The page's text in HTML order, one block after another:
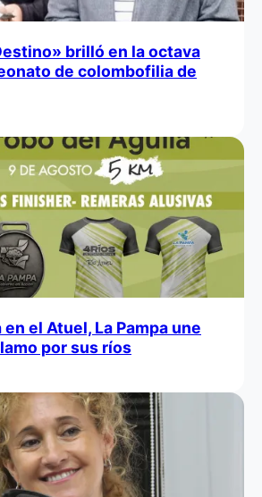
brilló en la octava
de colombofilia de
el Atuel, La Pampa une
por sus ríos